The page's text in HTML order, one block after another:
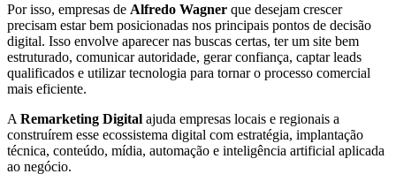
Por isso, empresas de Alfredo Wagner que desejam crescer
precisam estar bem posicionadas nos principais pontos de decisão
digital. Isso envolve aparecer nas buscas certas, ter um site bem
estruturado, comunicar autoridade, gerar confiança, captar leads
qualificados e utilizar tecnologia para tornar o processo comercial
mais eficiente.
A Remarketing Digital ajuda empresas locais e regionais a
construírem esse ecossistema digital com estratégia, implantação
técnica, conteúdo, mídia, automação e inteligência artificial aplicada
ao negócio.